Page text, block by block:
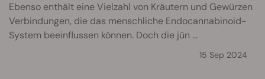
Ebenso enthält eine Vielzahl von Kräutern und Gewürzen
Verbindungen, die das menschliche Endocannabinoid-
System beeinflussen können. Doch die jün ...
15 Sep 2024